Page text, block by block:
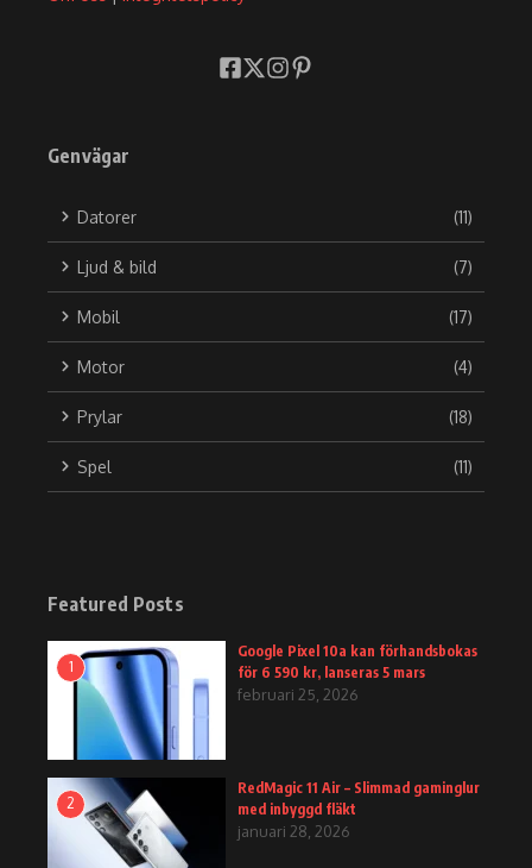
Genvägar
Datorer (11)
Ljud & bild (7)
Mobil (17)
Motor (4)
Prylar (18)
Spel (11)
Featured Posts
1
Google Pixel 10a kan förhandsbokas
för 6 590 kr, lanseras 5 mars
februari 25, 2026
2
RedMagic 11 Air – Slimmad gaminglur
med inbyggd fläkt
januari 28, 2026